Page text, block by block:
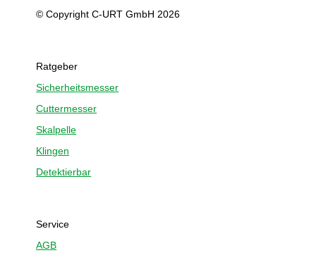
© Copyright C-URT GmbH 2026
Ratgeber
Sicherheitsmesser
Cuttermesser
Skalpelle
Klingen
Detektierbar
Service
AGB